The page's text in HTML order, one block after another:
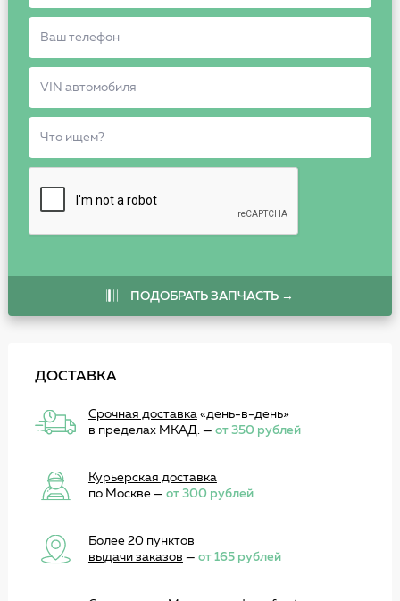
ПОДОБРАТЬ ЗАПЧАСТЬ →
ДОСТАВКА
Срочная доставка«день-в-день»
в пределах МКАД. — от 350 рублей
Курьерская доставка
по Москве — от 300 рублей
Более 20 пунктов
выдачи заказов — от 165 рублей